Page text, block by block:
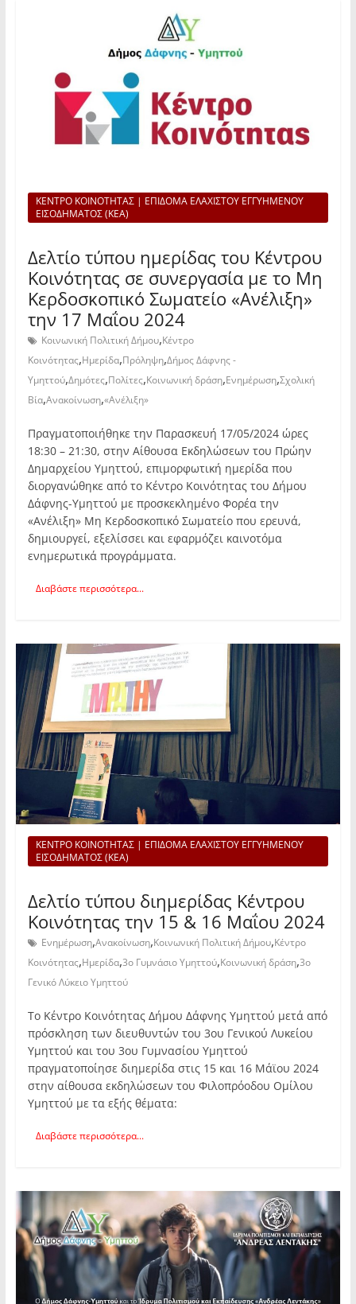
ΚΕΝΤΡΟ ΚΟΙΝΟΤΗΤΑΣ | ΕΠΙΔΟΜΑ ΕΛΑΧΙΣΤΟΥ ΕΓΓΥΗΜΕΝΟΥ
ΕΙΣΟΔΗΜΑΤΟΣ (ΚΕΑ)
Δελτίο τύπου ημερίδας του Κέντρου
Κοινότητας σε συνεργασία με το Μη
Κερδοσκοπικό Σωματείο «Ανέλιξη»
την 17 Μαΐου 2024
Κοινωνική Πολιτική Δήμου,Κέντρο
Κοινότητας,Ημερίδα,Πρόληψη,Δήμος Δάφνης -
Υμηττού,Δημότες,Πολίτες,Κοινωνική δράση,Ενημέρωση,Σχολική
Βία,Ανακοίνωση,«Ανέλιξη»
Πραγματοποιήθηκε την Παρασκευή 17/05/2024 ώρες
18:30 – 21:30, στην Αίθουσα Εκδηλώσεων του Πρώην
Δημαρχείου Υμηττού, επιμορφωτική ημερίδα που
διοργανώθηκε από το Κέντρο Κοινότητας του Δήμου
Δάφνης-Υμηττού με προσκεκλημένο Φορέα την
«Ανέλιξη» Μη Κερδοσκοπικό Σωματείο που ερευνά,
δημιουργεί, εξελίσσει και εφαρμόζει καινοτόμα
ενημερωτικά προγράμματα.
Διαβάστε περισσότερα...
ΚΕΝΤΡΟ ΚΟΙΝΟΤΗΤΑΣ | ΕΠΙΔΟΜΑ ΕΛΑΧΙΣΤΟΥ ΕΓΓΥΗΜΕΝΟΥ
ΕΙΣΟΔΗΜΑΤΟΣ (ΚΕΑ)
Δελτίο τύπου διημερίδας Κέντρου
Κοινότητας την 15 & 16 Μαΐου 2024
Ενημέρωση,Ανακοίνωση,Κοινωνική Πολιτική Δήμου,Κέντρο
Κοινότητας,Ημερίδα,3ο Γυμνάσιο Υμηττού,Κοινωνική δράση,3ο
Γενικό Λύκειο Υμηττού
Το Κέντρο Κοινότητας Δήμου Δάφνης Υμηττού μετά από
πρόσκληση των διευθυντών του 3ου Γενικού Λυκείου
Υμηττού και του 3ου Γυμνασίου Υμηττού
πραγματοποίησε διημερίδα στις 15 και 16 Μάϊου 2024
στην αίθουσα εκδηλώσεων του Φιλοπρόοδου Ομίλου
Υμηττού με τα εξής θέματα:
Διαβάστε περισσότερα...